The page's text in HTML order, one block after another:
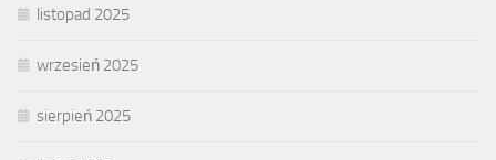
listopad 2025
wrzesień 2025
sierpień 2025